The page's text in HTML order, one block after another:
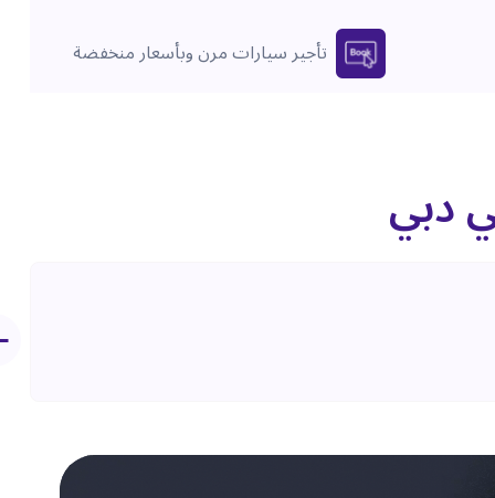
تأجير سيارات مرن وبأسعار منخفضة
دبي